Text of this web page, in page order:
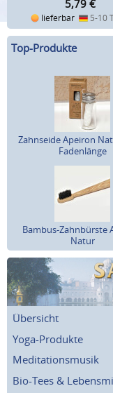
5,79 €
lieferbar 5-10
Top-Produkte
Zahnseide Apeiron
Fadenlänge
Bambus-Zahnbürste
Natur
Übersicht
Yoga-Produkte
Meditationsmusik
Bio-Tees &